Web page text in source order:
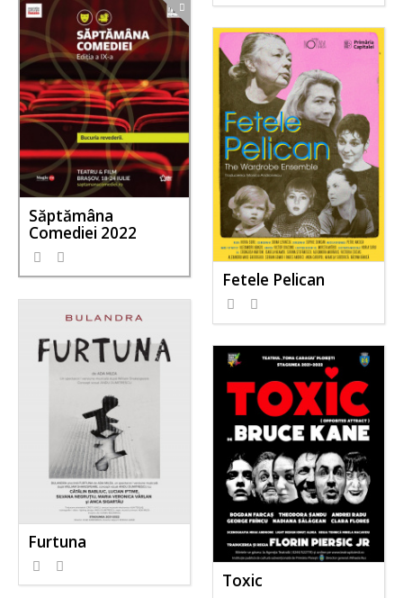
Săptămâna
Comediei 2022
Fetele Pelican
Furtuna
Toxic